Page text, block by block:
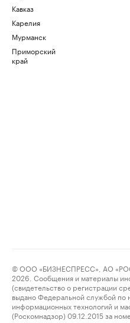
Кавказ
Карелия
Мурманск
Приморский
край
© ООО «БИЗНЕСПРЕСС», АО
2026. Сообщения и материалы
(свидетельство о регистрации
выдано Федеральной службой по
информационных технологий и
(Роскомнадзор) 09.12.2015 за